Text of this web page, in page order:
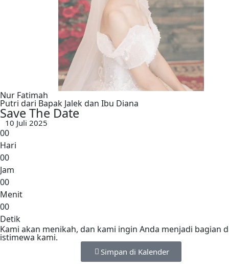
Nur Fatimah
Putri dari Bapak Jalek dan Ibu Diana
Save The Date
10 Juli 2025
00
Hari
00
Jam
00
Menit
00
Detik
Kami akan menikah, dan kami ingin Anda menjadi bagian
istimewa kami.
Simpan di Kalender